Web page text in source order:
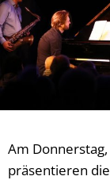
Am
präsentieren